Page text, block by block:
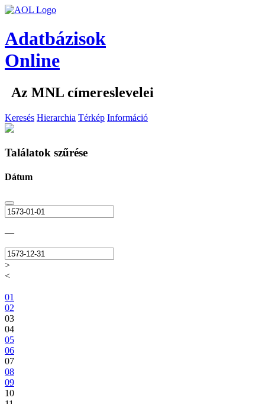
Adatbázisok
Online
Az MNL címereslevelei
Keresés Hierarchia Térkép Információ
Találatok szűrése
Dátum
—
>
<
01
02
03
04
05
06
07
08
09
10